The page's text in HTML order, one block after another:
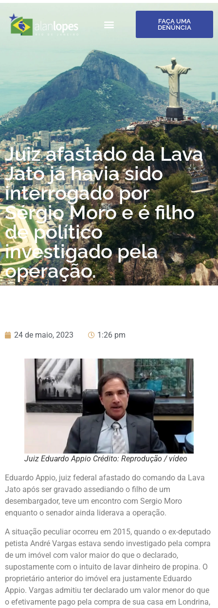
FAÇA UMA
DENÚNCIA
Juiz afastado da Lava
Jato já havia sido
interrogado por
Sérgio Moro e é filho
de político
investigado pela
operação.
24 de maio, 2023 1:26 pm
Juiz Eduardo Appio Crédito: Reprodução / vídeo
Eduardo Appio, juiz federal afastado do comando da Lava
Jato após ser gravado assediando o filho de um
desembargador, teve um encontro com Sergio Moro
enquanto o senador ainda liderava a operação.
A situação peculiar ocorreu em 2015, quando o ex-deputado
petista André Vargas estava sendo investigado pela compra
de um imóvel com valor maior do que o declarado,
supostamente com o intuito de lavar dinheiro de propina. O
proprietário anterior do imóvel era justamente Eduardo
Appio. Vargas admitiu ter declarado um valor menor do que
o efetivamente pago pela compra de sua casa em Londrina,